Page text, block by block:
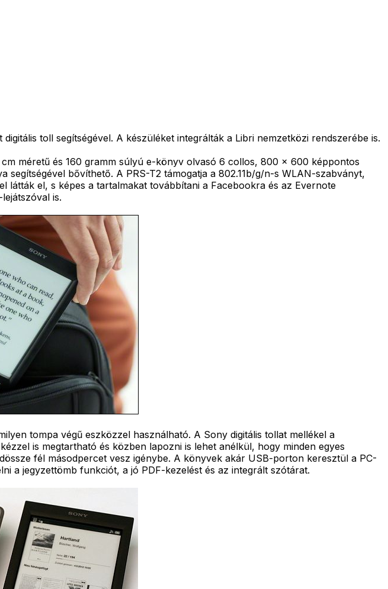
toll segítségével. A készüléket integrálták a Libri nemzetközi rendszerébe is.
méretű és 160 gramm súlyú e-könyv olvasó 6 collos, 800 x 600 képpontos
segítségével bővíthető. A PRS-T2 támogatja a 802.11b/g/n-s WLAN-szabványt,
látták el, s képes a tartalmakat továbbítani a Facebookra és az Evernote
is.
tompa végű eszközzel használható. A Sony digitális tollat mellékel a
is megtartható és közben lapozni is lehet anélkül, hogy minden egyes
fél másodpercet vesz igénybe. A könyvek akár USB-porton keresztül a PC-
a jegyzettömb funkciót, a jó PDF-kezelést és az integrált szótárat.